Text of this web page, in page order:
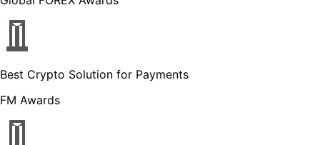
Best Crypto Solution for Payments
FM Awards